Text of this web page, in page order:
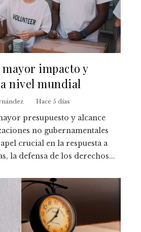
mayor impacto y
nivel mundial
Hace 5 días
presupuesto y alcance
no gubernamentales
crucial en la respuesta a
la defensa de los derechos...